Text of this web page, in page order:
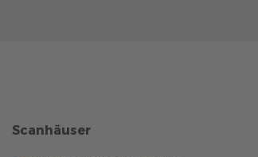
Scanhäuser